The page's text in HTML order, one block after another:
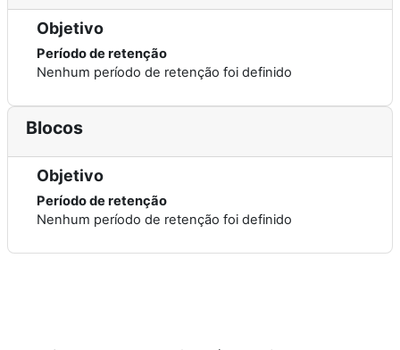
Objetivo
Período de retenção
Nenhum período de retenção foi definido
Blocos
Objetivo
Período de retenção
Nenhum período de retenção foi definido